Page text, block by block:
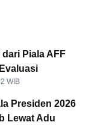
Piala AFF
WIB
Presiden 2026
Lewat Adu